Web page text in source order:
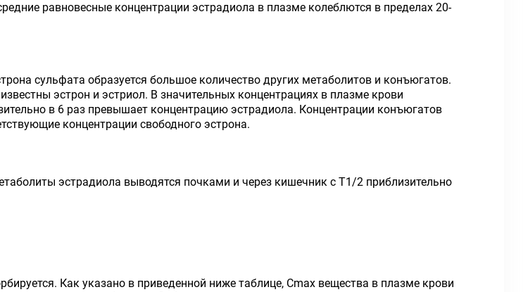
равновесные концентрации эстрадиола в плазме колеблются в пределах 20-
сульфата образуется большое количество других метаболитов и конъюгатов.
эстрон и эстриол. В значительных концентрациях в плазме крови
в 6 раз превышает концентрацию эстрадиола. Концентрации конъюгатов
концентрации свободного эстрона.
эстрадиола выводятся почками и через кишечник с T1/2 приблизительно
Как указано в приведенной ниже таблице, Cmax вещества в плазме крови